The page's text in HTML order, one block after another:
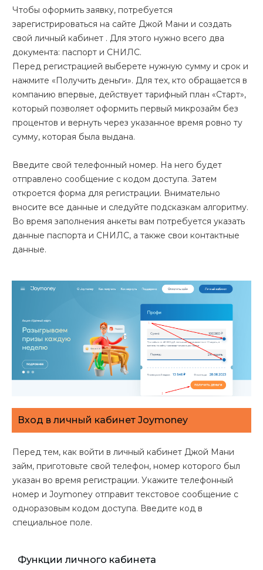
Чтобы оформить заявку, потребуется
зарегистрироваться на сайте Джой Мани и создать
свой личный кабинет . Для этого нужно всего два
документа: паспорт и СНИЛС.
Перед регистрацией выберете нужную сумму и срок и
нажмите «Получить деньги». Для тех, кто обращается в
компанию впервые, действует тарифный план «Старт»,
который позволяет оформить первый микрозайм без
процентов и вернуть через указанное время ровно ту
сумму, которая была выдана.
Введите свой телефонный номер. На него будет
отправлено сообщение с кодом доступа. Затем
откроется форма для регистрации. Внимательно
вносите все данные и следуйте подсказкам алгоритму.
Во время заполнения анкеты вам потребуется указать
данные паспорта и СНИЛС, а также свои контактные
данные.
Вход в личный кабинет Joymoney
Перед тем, как войти в личный кабинет Джой Мани
займ, приготовьте свой телефон, номер которого был
указан во время регистрации. Укажите телефонный
номер и Joymoney отправит текстовое сообщение с
одноразовым кодом доступа. Введите код в
специальное поле.
Функции личного кабинета